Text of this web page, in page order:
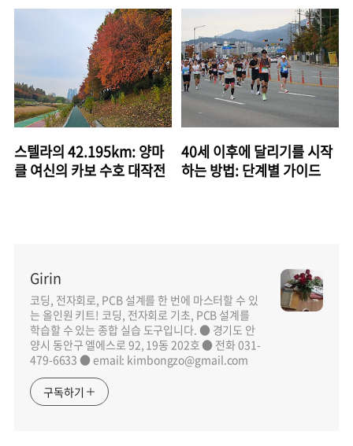
스텔라의 42.195km: 양마
클 여신의 카보 수호 대작전
40세 이후에 달리기를 시작
하는 방법: 단계별 가이드
Girin
코딩, 전자회로, PCB 설계를 한 번에 마스터할 수 있
는 올인원 키트! 코딩, 전자회로 기초, PCB 설계를
학습할 수 있는 종합 실습 도구입니다. ● 경기도 안
양시 동안구 엘에스로 92, 19동 202호 ● 전화 031-
479-6633 ● email: kimbongzo@gmail.com
구독하기